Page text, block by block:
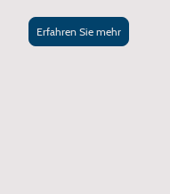
Erfahren Sie mehr